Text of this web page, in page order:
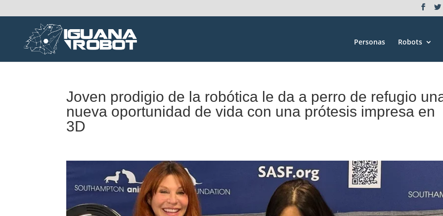
Personas Robots
Joven prodigio de la robótica le da a perro de refugio
nueva oportunidad de vida con una prótesis impresa en
3D